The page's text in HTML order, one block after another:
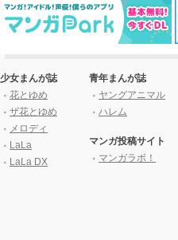
少女まんが誌
花とゆめ
ザ花とゆめ
メロディ
LaLa
LaLa DX
青年まんが誌
ヤングアニマル
ハレム
マンガ投稿サイト
マンガラボ！